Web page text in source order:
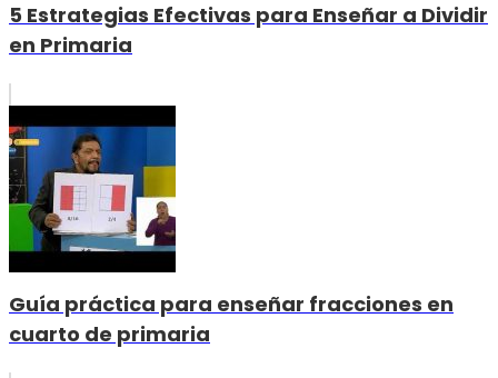
5 Estrategias Efectivas para Enseñar a Dividir
en Primaria
Guía práctica para enseñar fracciones en
cuarto de primaria